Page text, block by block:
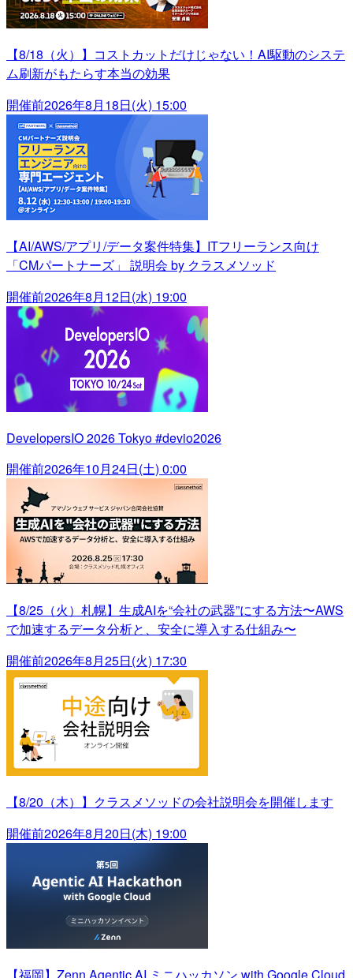
【8/18（火）】コストカットだけじゃない！AI駆動のシステ
ム刷新がもたらす本当の効果
開催前2026年8月18日(火) 15:00
【AI/AWS/アプリ/データ案件特集】ITフリーランス向け
「CMパートナーズ」 説明会 by クラスメソッド
開催前2026年8月12日(水) 19:00
DevelopersIO 2026 Tokyo #devio2026
開催前2026年10月24日(土) 0:00
【8/25（火）札幌】生成AIを“会社の武器”にする方法〜AWS
で加速するデータ分析と、安全に導入する仕組み〜
開催前2026年8月25日(火) 17:30
【8/20（木）】クラスメソッドの会社説明会を開催します
開催前2026年8月20日(木) 19:00